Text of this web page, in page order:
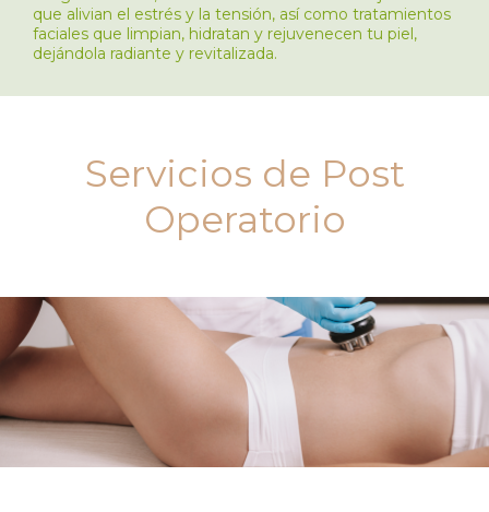
que alivian el estrés y la tensión, así como tratamientos
faciales que limpian, hidratan y rejuvenecen tu piel,
dejándola radiante y revitalizada.
Servicios de Post
Operatorio